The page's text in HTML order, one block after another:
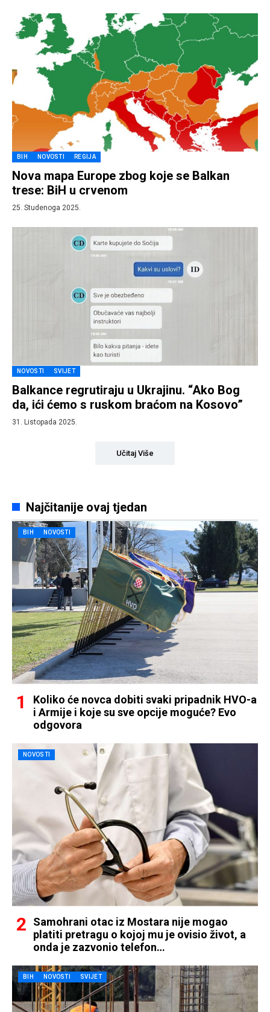
BIH NOVOSTI REGIJA
Nova mapa Europe zbog koje se Balkan
trese: BiH u crvenom
25. Studenoga 2025.
NOVOSTI SVIJET
Balkance regrutiraju u Ukrajinu. “Ako Bog
da, ići ćemo s ruskom braćom na Kosovo”
31. Listopada 2025.
Učitaj Više
Najčitanije ovaj tjedan
BIH NOVOSTI
Koliko će novca dobiti svaki pripadnik HVO-a
i Armije i koje su sve opcije moguće? Evo
odgovora
NOVOSTI
Samohrani otac iz Mostara nije mogao
platiti pretragu o kojoj mu je ovisio život, a
onda je zazvonio telefon…
BIH NOVOSTI SVIJET